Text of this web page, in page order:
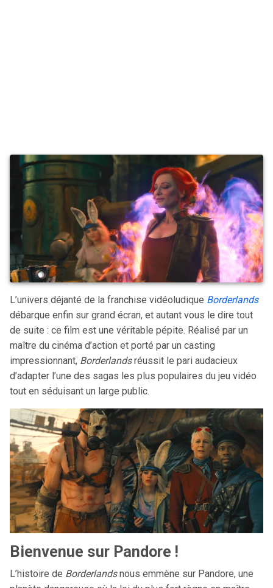
L’univers déjanté de la franchise vidéoludique Borderlands
débarque enfin sur grand écran, et autant vous le dire tout
de suite : ce film est une véritable pépite. Réalisé par un
maître du cinéma d’action et porté par un casting
impressionnant, Borderlandsréussit le pari audacieux
d’adapter l’une des sagas les plus populaires du jeu vidéo
tout en séduisant un large public.
Bienvenue sur Pandore !
L’histoire de Borderlandsnous emmène sur Pandore, une